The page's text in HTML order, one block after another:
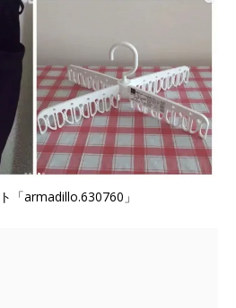
「armadillo.630760」